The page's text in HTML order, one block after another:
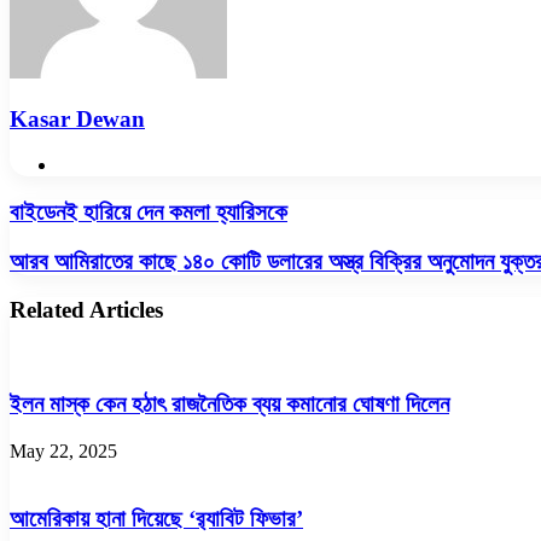
Kasar Dewan
বাইডেনই
দেন
কমলা
বাইডেনই হারিয়ে দেন কমলা হ্যারিসকে
আরব
কাছে
১৪০
অস্ত্র
বিক্রির
যুক্তরাষ্ট্রের
আরব আমিরাতের কাছে ১৪০ কোটি ডলারের অস্ত্র বিক্রির অনুমোদন
Related Articles
ইলন মাস্ক কেন হঠাৎ রাজনৈতিক ব্যয় কমানোর ঘোষণা দিলেন
May 22, 2025
আমেরিকায় হানা দিয়েছে ‘র‌্যাবিট ফিভার’